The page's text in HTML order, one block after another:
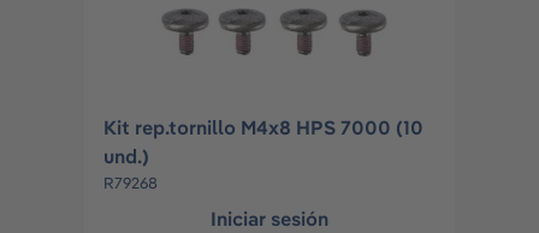
Kit rep.tornillo M4x8 HPS 7000 (10
und.)
R79268
Iniciar sesión